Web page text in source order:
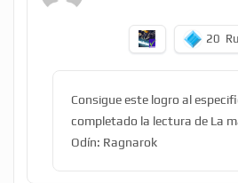
20
Consigue este logro al
completado la lectura de La
Odín: Ragnarok